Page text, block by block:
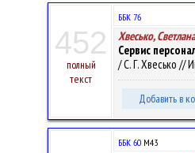
452
полный
текст
ББК 76
Хвесько,
Сервис
/ С. Г. Хвесько //
Добавить в
ББК 60 М43